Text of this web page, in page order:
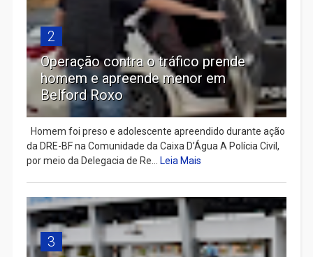
2
Operação contra o tráfico prende
homem e apreende menor em
Belford Roxo
Homem foi preso e adolescente apreendido durante ação
da DRE-BF na Comunidade da Caixa D’Água A Polícia Civil,
por meio da Delegacia de Re...
Leia Mais
3